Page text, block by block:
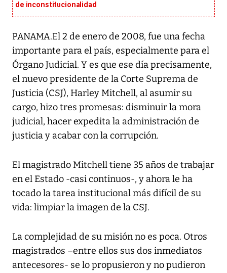
de inconstitucionalidad
PANAMA.El 2 de enero de 2008, fue una fecha
importante para el país, especialmente para el
Órgano Judicial. Y es que ese día precisamente,
el nuevo presidente de la Corte Suprema de
Justicia (CSJ), Harley Mitchell, al asumir su
cargo, hizo tres promesas: disminuir la mora
judicial, hacer expedita la administración de
justicia y acabar con la corrupción.
El magistrado Mitchell tiene 35 años de trabajar
en el Estado -casi continuos-, y ahora le ha
tocado la tarea institucional más difícil de su
vida: limpiar la imagen de la CSJ.
La complejidad de su misión no es poca. Otros
magistrados –entre ellos sus dos inmediatos
antecesores- se lo propusieron y no pudieron